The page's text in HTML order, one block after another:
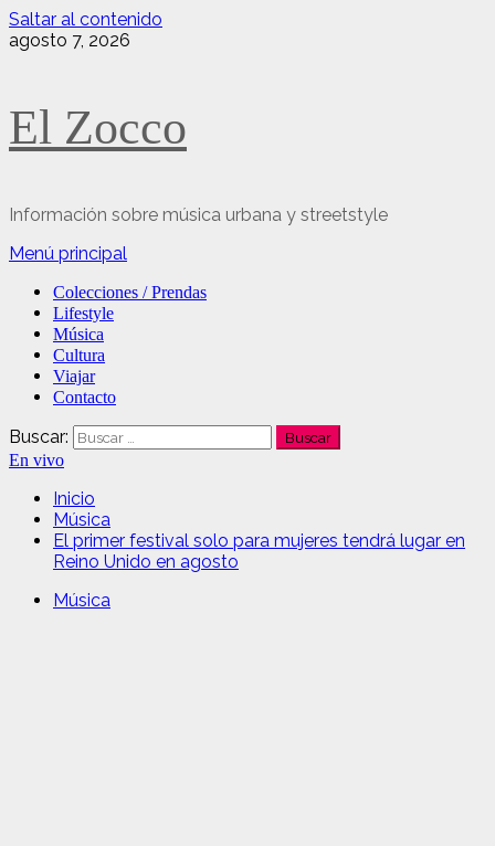
Saltar al contenido
agosto 7, 2026
El Zocco
Información sobre música urbana y streetstyle
Menú principal
Colecciones / Prendas
Lifestyle
Música
Cultura
Viajar
Contacto
Buscar:
En vivo
Inicio
Música
El primer festival solo para mujeres tendrá lugar en
Reino Unido en agosto
Música